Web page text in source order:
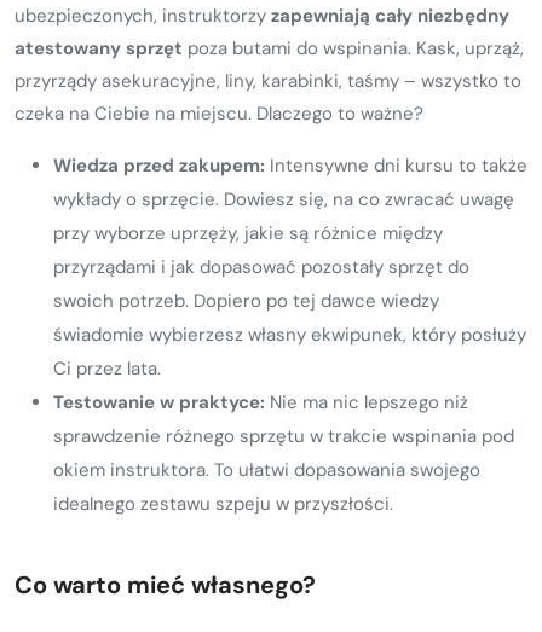
ubezpieczonych, instruktorzy zapewniają cały niezbędny
atestowany sprzęt poza butami do wspinania. Kask, uprząż,
przyrządy asekuracyjne, liny, karabinki, taśmy – wszystko to
czeka na Ciebie na miejscu. Dlaczego to ważne?
Wiedza przed zakupem: Intensywne dni kursu to także
wykłady o sprzęcie. Dowiesz się, na co zwracać uwagę
przy wyborze uprzęży, jakie są różnice między
przyrządami i jak dopasować pozostały sprzęt do
swoich potrzeb. Dopiero po tej dawce wiedzy
świadomie wybierzesz własny ekwipunek, który posłuży
Ci przez lata.
Testowanie w praktyce: Nie ma nic lepszego niż
sprawdzenie różnego sprzętu w trakcie wspinania pod
okiem instruktora. To ułatwi dopasowania swojego
idealnego zestawu szpeju w przyszłości.
Co warto mieć własnego?